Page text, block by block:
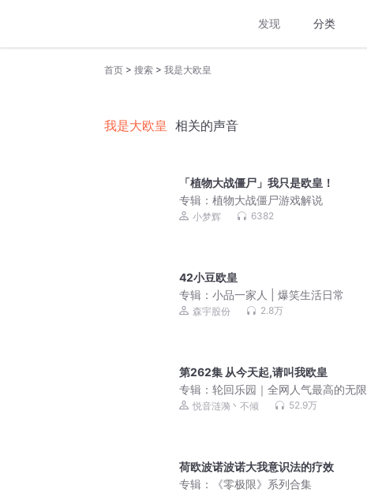
发现 分类
首页 > 搜索 > 我是大欧皇
我是大欧皇 相关的声音
「植物大战僵尸」我只是欧皇！
专辑： 植物大战僵尸游戏解说
小梦辉 6382
42小豆欧皇
专辑： 小品一家人 | 爆笑生活日常
森宇股份 2.8万
第262集 从今天起,请叫我欧皇
专辑： 轮回乐园｜全网人气最高的无限
流 悦音涟漪丶不倾 52.9万
荷欧波诺波诺大我意识法的疗效
专辑：
《零极限》系列合集